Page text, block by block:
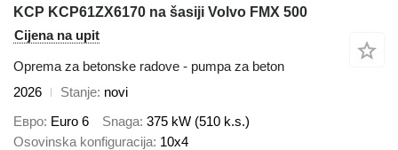
KCP KCP61ZX6170 na šasiji Volvo FMX 500
Cijena na upit
Oprema za betonske radove - pumpa za beton
2026
Stanje novi
Евро Euro 6 Snaga 375 kW (510 k.s.)
Osovinska konfiguracija 10x4